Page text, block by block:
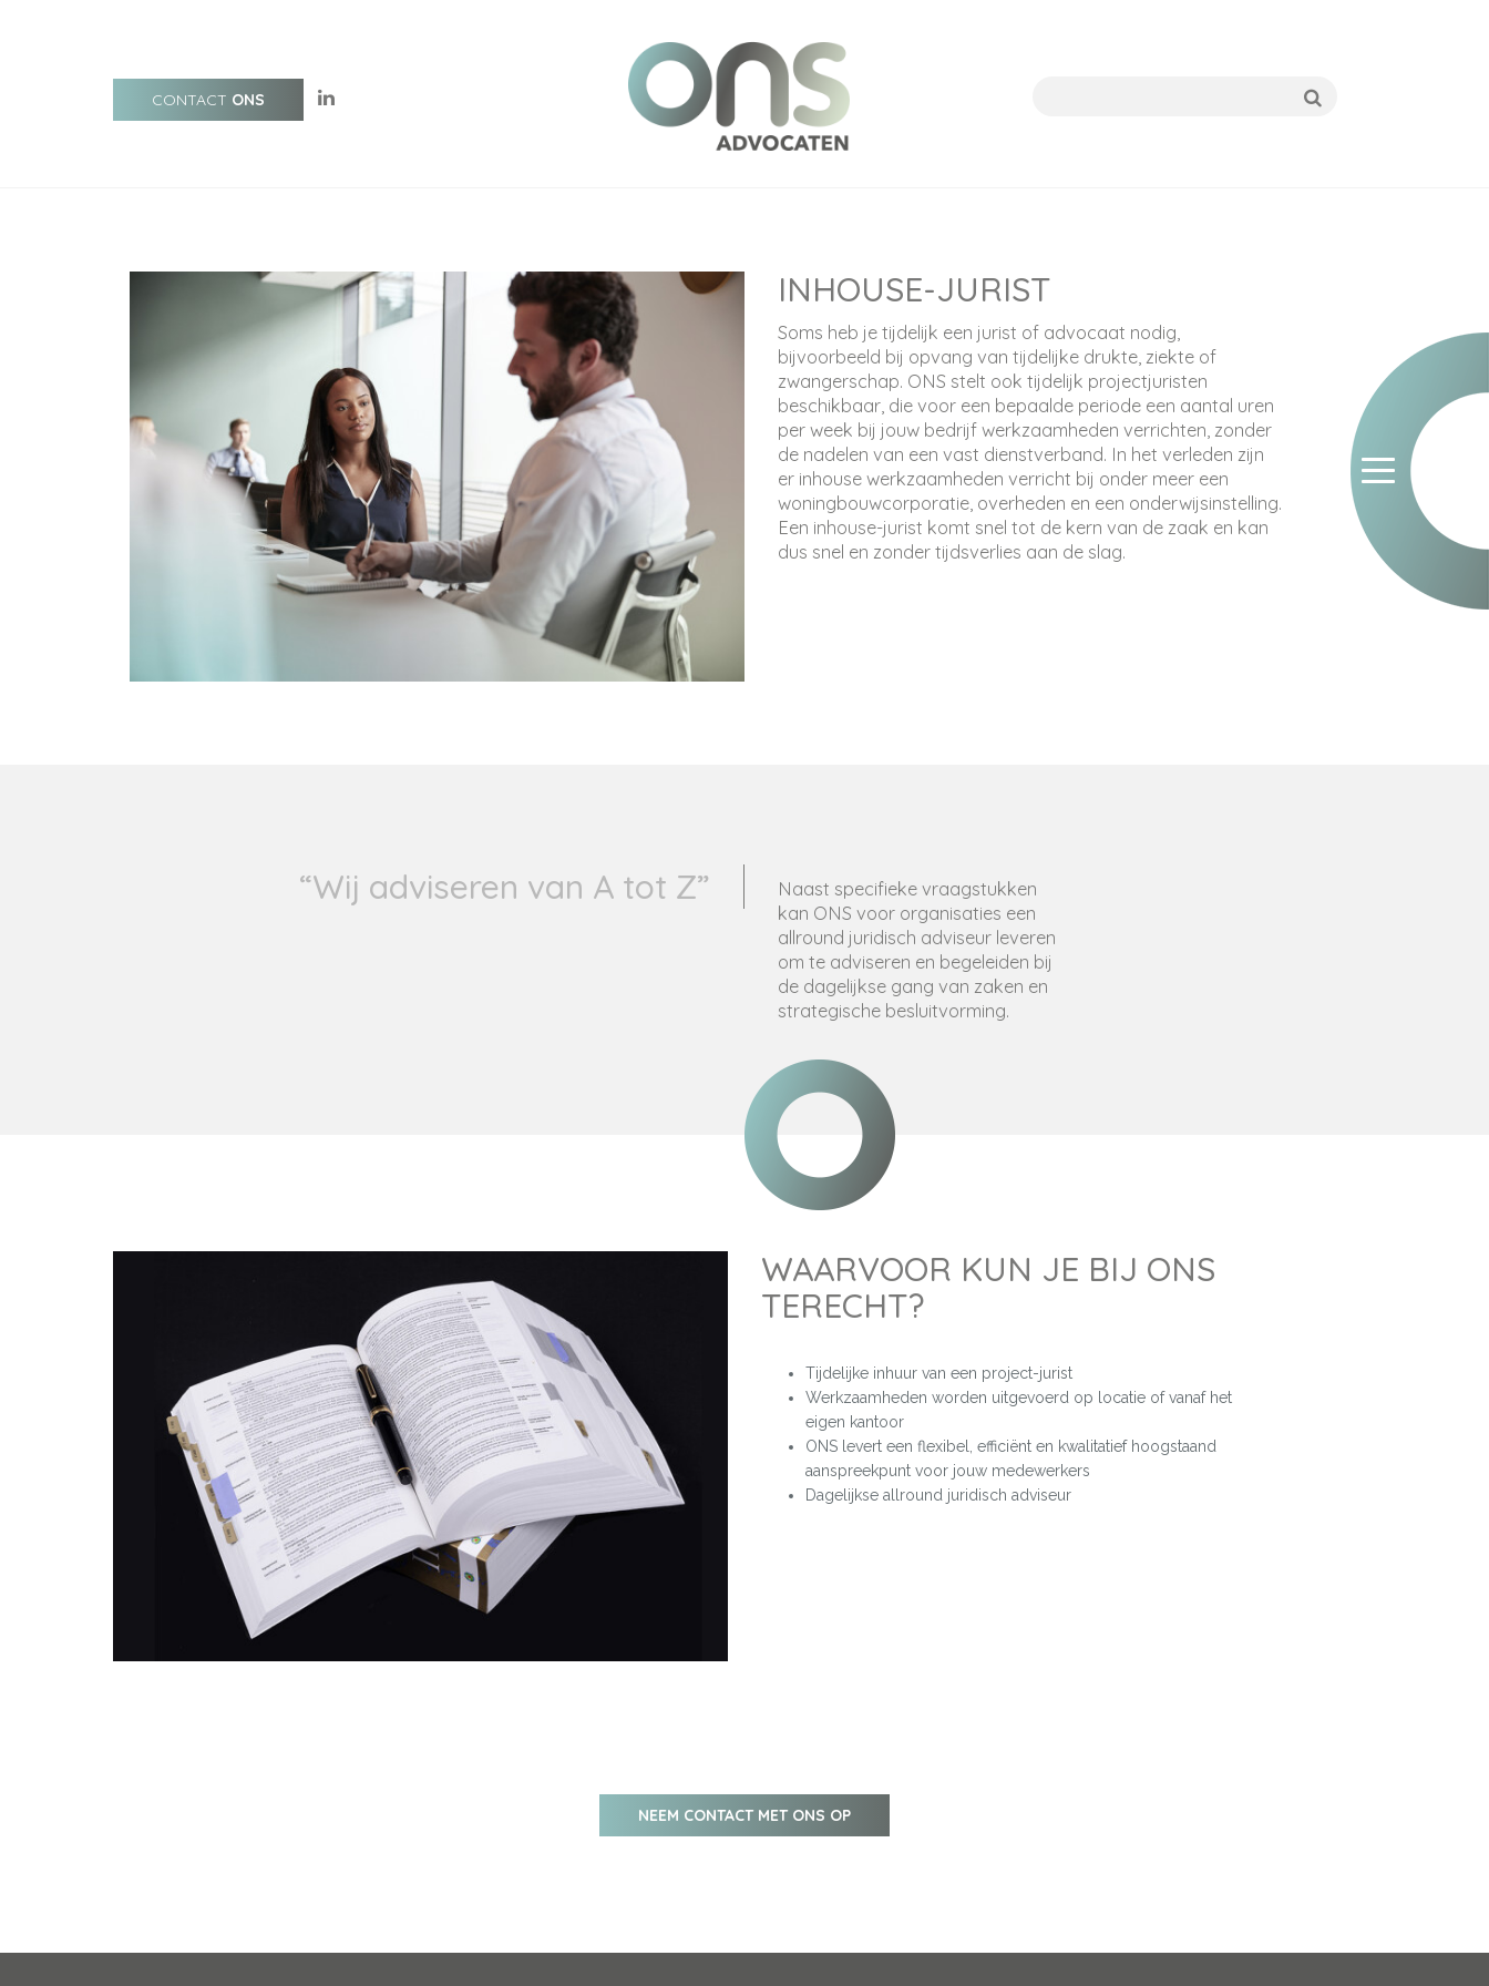
CONTACT ONS
INHOUSE-JURIST
Soms heb je tijdelijk een jurist of advocaat nodig,
bijvoorbeeld bij opvang van tijdelijke drukte, ziekte of
zwangerschap. ONS stelt ook tijdelijk projectjuristen
beschikbaar, die voor een bepaalde periode een aantal uren
per week bij jouw bedrijf werkzaamheden verrichten, zonder
de nadelen van een vast dienstverband. In het verleden zijn
er inhouse werkzaamheden verricht bij onder meer een
woningbouwcorporatie, overheden en een onderwijsinstelling.
Een inhouse-jurist komt snel tot de kern van de zaak en kan
dus snel en zonder tijdsverlies aan de slag.
“Wij adviseren van A tot Z”
Naast specifieke vraagstukken
kan ONS voor organisaties een
allround juridisch adviseur leveren
om te adviseren en begeleiden bij
de dagelijkse gang van zaken en
strategische besluitvorming.
WAARVOOR KUN JE BIJ ONS
TERECHT?
Tijdelijke inhuur van een project-jurist
Werkzaamheden worden uitgevoerd op locatie of vanaf het
eigen kantoor
ONS levert een flexibel, efficiënt en kwalitatief hoogstaand
aanspreekpunt voor jouw medewerkers
Dagelijkse allround juridisch adviseur
NEEM CONTACT MET ONS OP